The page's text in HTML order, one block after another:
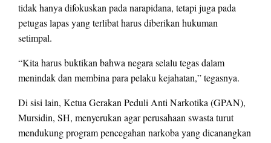
tidak hanya difokuskan pada narapidana, tetapi juga pada
petugas lapas yang terlibat harus diberikan hukuman
setimpal.
“Kita harus buktikan bahwa negara selalu tegas dalam
menindak dan membina para pelaku kejahatan,” tegasnya.
Di sisi lain, Ketua Gerakan Peduli Anti Narkotika (GPAN),
Mursidin, SH, menyerukan agar perusahaan swasta turut
mendukung program pencegahan narkoba yang dicanangkan